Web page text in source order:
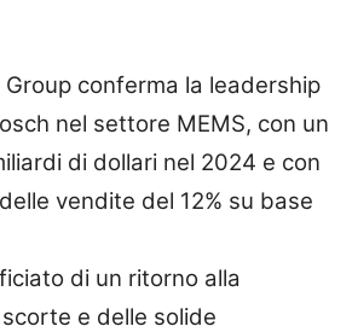
Group conferma la leadership
nel settore MEMS, con un
di dollari nel 2024 e con
vendite del 12% su base
di un ritorno alla
e delle solide